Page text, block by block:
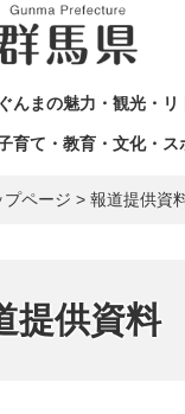
ぐんまの魅力・観光・リ
育て・教育・文化・ス
プページ > 報道提供資
提供資料